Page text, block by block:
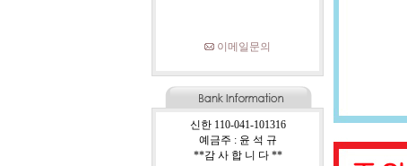
이메일문의
신한 110-041-101316
예금주 : 윤 석 규
**감 사 합 니 다 **